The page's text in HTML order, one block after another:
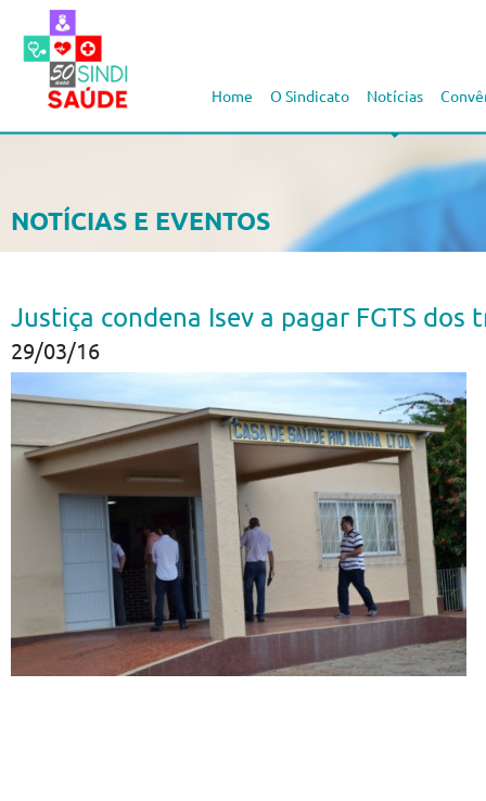
Notícias
O Sindicato
Home
NOTÍCIAS E EVENTOS
Justiça condena Isev a pagar FGTS
29/03/16